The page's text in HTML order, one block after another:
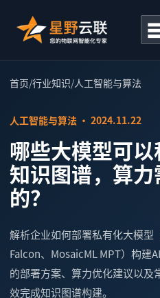
首页/行业知识/人工智能与算法
人工智能与算法 · 2024.11.22
哪些大模型可
知识图谱，算
的？
解析企业如何部署私有化大模型
Falcon、MosaicML MPT）构建
的部署方案、算力优化建议以及
效完成知识图谱构建。